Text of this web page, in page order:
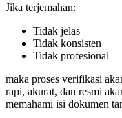
Jika terjemahan:
Tidak jelas
Tidak konsisten
Tidak profesional
maka proses verifikasi
rapi, akurat, dan resmi
memahami isi dokumen